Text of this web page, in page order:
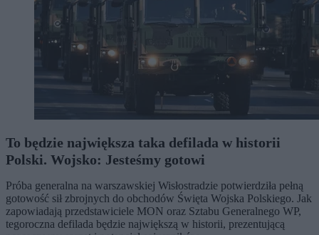
To będzie największa taka defilada w historii
Polski. Wojsko: Jesteśmy gotowi
Próba generalna na warszawskiej Wisłostradzie potwierdziła pełną
gotowość sił zbrojnych do obchodów Święta Wojska Polskiego. Jak
zapowiadają przedstawiciele MON oraz Sztabu Generalnego WP,
tegoroczna defilada będzie największą w historii, prezentującą